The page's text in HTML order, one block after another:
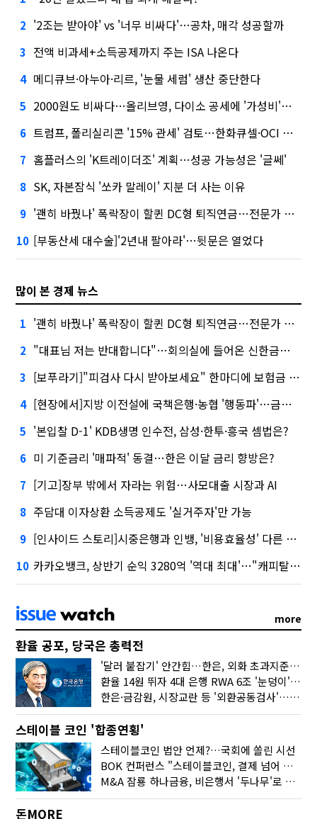
2 '2조는 받아야' vs '너무 비싸다'…공차, 매각 성공할까
3 전액 비과세+소득공제까지 주는 ISA 나온다
4 메디큐브·아누아·리르, '눈물 세럼' 생산 중단한다
5 2000원도 비싸다…올리브영, 다이소 공세에 '가성비'로 맞불
6 트럼프, 폴리실리콘 '15% 관세' 검토…한화큐셀·OCI 영향은?
7 홈플러스의 'K트레이더조' 계획…성공 가능성은 '글쎄'
8 SK, 자본잠식 '쏘카 말레이' 지분 더 사는 이유
9 '괜히 바꿨나' 폭락장이 할퀸 DC형 퇴직연금…전문가 조언은
10 [부동산세 대수술]'2년내 팔아라'…뒷문은 열었다
많이 본 경제 뉴스
1 '괜히 바꿨나' 폭락장이 할퀸 DC형 퇴직연금…전문가 조언은
2 "대표님 저는 반대합니다"…회의실에 들어온 신한금융 AI
3 [보푸라기]"피검사 다시 받아보세요" 한마디에 보험금 못 받을 뻔?
4 [현장에서]지방 이전설에 국책은행·농협 '행동파'…금감원 '신중모드'
5 '본입찰 D-1' KDB생명 인수전, 삼성·한투·흥국 셈법은?
6 미 기준금리 '매파적' 동결…한은 이달 금리 향방은?
7 [기고]장부 밖에서 자라는 위험…사모대출 시장과 AI
8 주담대 이자상환 소득공제도 '실거주자'만 가능
9 [인사이드 스토리]시중은행과 인뱅, '비용효율성' 다른 잣대 왜?
10 카카오뱅크, 상반기 순익 3280억 '역대 최대'…"캐피탈, 자산 1조원 이상"
more
환율 공포, 당국은 총력전
'달러 붙잡기' 안간힘…한은, 외화 초과지준에 이자 6개월 더
환율 14원 뛰자 4대 은행 RWA 6조 '눈덩이'…2배 뛴 2분기는?
한은·금감원, 시장교란 등 '외환공동검사'…환율 급등 전방위 대응
스테이블 코인 '합종연횡'
스테이블코인 법안 언제?…국회에 쏠린 시선
BOK 컨퍼런스 "스테이블코인, 결제 넘어 보험 대출 등 금융 연결 도구"
M&A 잠룡 하나금융, 비은행서 '두나무'로 눈돌린 이유는
돈MORE